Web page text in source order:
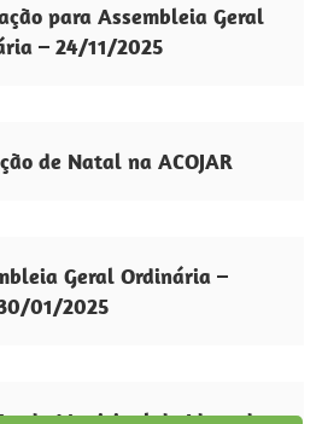
para Assembleia Geral
– 24/11/2025
de Natal na ACOJAR
Geral Ordinária –
01/2025